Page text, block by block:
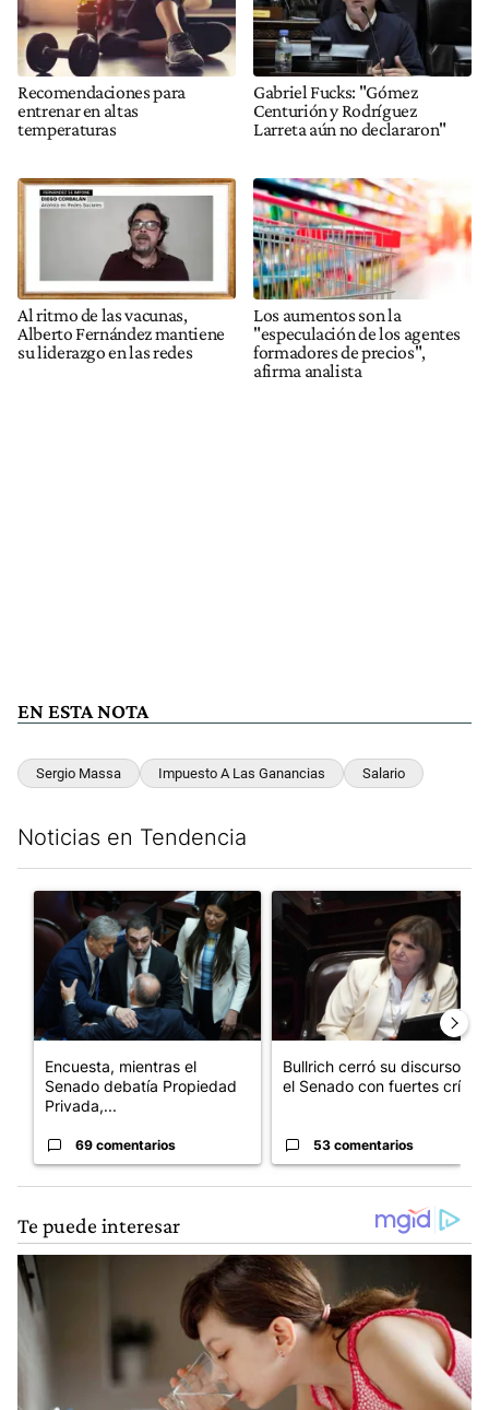
Recomendaciones para
entrenar en altas
temperaturas
Gabriel Fucks: "Gómez
Centurión y Rodríguez
Larreta aún no declararon"
Al ritmo de las vacunas,
Alberto Fernández mantiene
su liderazgo en las redes
Los aumentos son la
"especulación de los agentes
formadores de precios",
afirma analista
EN ESTA NOTA
Sergio Massa Impuesto A Las Ganancias Salario
Noticias en Tendencia
Un artículo de tendencia con el título "Encuesta, mientras el
Encuesta, mientras el
Senado debatía Propiedad
Privada,...
69 comentarios
Un artículo de tendencia
Bullrich cerró su discurso en
el Senado con fuertes crí...
53 comentarios